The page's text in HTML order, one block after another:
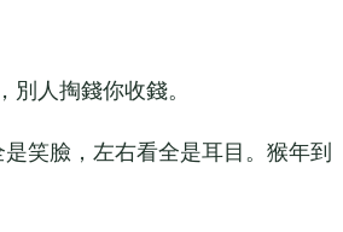
人掏錢你收錢。
笑臉，左右看全是耳目。猴年到